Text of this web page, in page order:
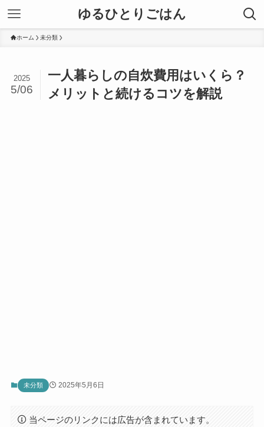
ゆるひとりごはん
ホーム 未分類
一人暮らしの自炊費用はいくら？
メリットと続けるコツを解説
2025
5/06
未分類 2025年5月6日
当ページのリンクには広告が含まれています。